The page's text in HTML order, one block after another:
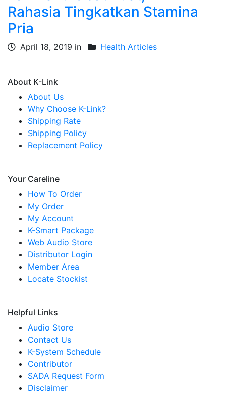
Rahasia Tingkatkan Stamina
Pria
April 18, 2019 in Health Articles
About K-Link
About Us
Why Choose K-Link?
Shipping Rate
Shipping Policy
Replacement Policy
Your Careline
How To Order
My Order
My Account
K-Smart Package
Web Audio Store
Distributor Login
Member Area
Locate Stockist
Helpful Links
Audio Store
Contact Us
K-System Schedule
Contributor
SADA Request Form
Disclaimer